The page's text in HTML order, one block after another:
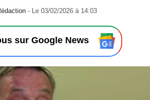
- Le 03/02/2026 à 14:03
0
3
/
0
sur Google News